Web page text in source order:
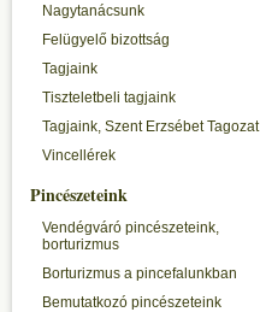
Nagytanácsunk
Felügyelő bizottság
Tagjaink
Tiszteletbeli tagjaink
Tagjaink, Szent Erzsébet Tagozat
Vincellérek
Pincészeteink
Vendégváró pincészeteink,
borturizmus
Borturizmus a pincefalunkban
Bemutatkozó pincészeteink